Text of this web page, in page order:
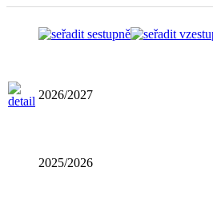
2026/2027
2025/2026